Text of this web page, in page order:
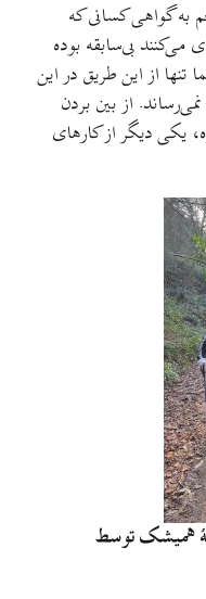
گواهی کسانی که
می‌کنند بی‌سابقه بوده
از این طریق در این
از بین بردن
یکی دیگر از کارهای
همیشک توسط